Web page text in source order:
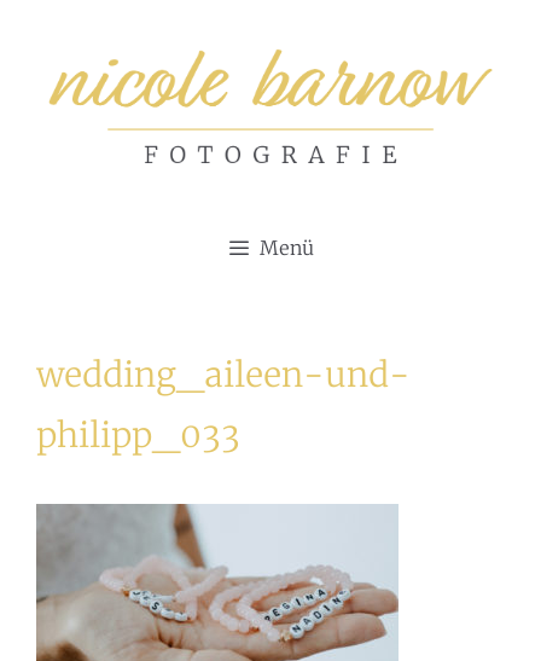
springen
Menü
wedding_aileen-und-
philipp_033